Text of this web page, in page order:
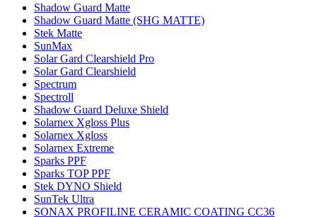
Shadow Guard Matte
Shadow Guard Matte (SHG MATTE)
Stek Matte
SunMax
Solar Gard Clearshield Pro
Solar Gard Clearshield
Spectrum
Spectroll
Shadow Guard Deluxe Shield
Solarnex Xgloss Plus
Solarnex Xgloss
Solarnex Extreme
Sparks PPF
Sparks TOP PPF
Stek DYNO Shield
SunTek Ultra
SONAX PROFILINE CERAMIC COATING CC36